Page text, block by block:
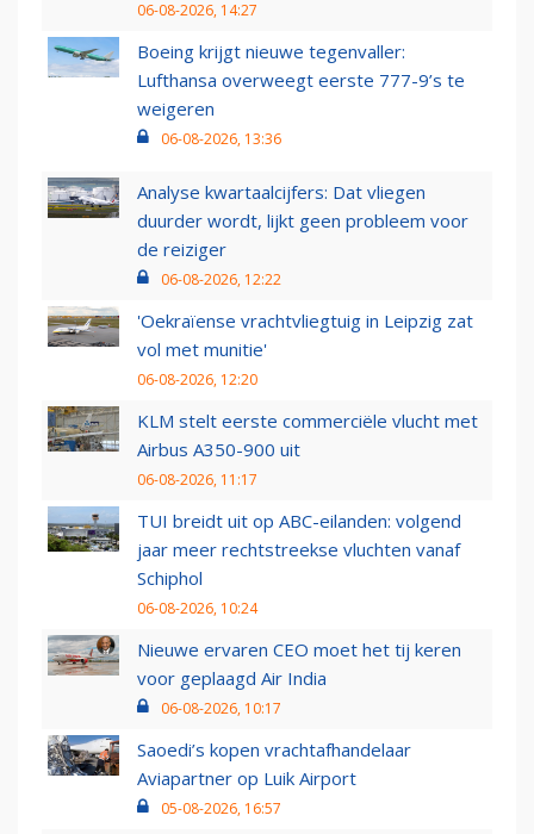
06-08-2026, 14:27
Boeing krijgt nieuwe tegenvaller:
Lufthansa overweegt eerste 777-9’s te
weigeren
06-08-2026, 13:36
Analyse kwartaalcijfers: Dat vliegen
duurder wordt, lijkt geen probleem voor
de reiziger
06-08-2026, 12:22
'Oekraïense vrachtvliegtuig in Leipzig zat
vol met munitie'
06-08-2026, 12:20
KLM stelt eerste commerciële vlucht met
Airbus A350-900 uit
06-08-2026, 11:17
TUI breidt uit op ABC-eilanden: volgend
jaar meer rechtstreekse vluchten vanaf
Schiphol
06-08-2026, 10:24
Nieuwe ervaren CEO moet het tij keren
voor geplaagd Air India
06-08-2026, 10:17
Saoedi’s kopen vrachtafhandelaar
Aviapartner op Luik Airport
05-08-2026, 16:57